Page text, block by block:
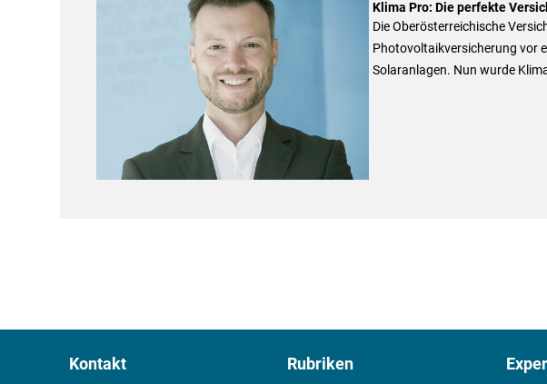
Klima Pro: Die perfekte
Die Oberösterreichische
Photovoltaikversicherung vor
Solaranlagen. Nun wurde
Kontakt Rubriken